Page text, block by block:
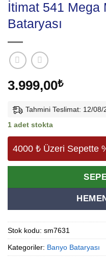
İtimat 541 Mega
Bataryası
3.999,00₺
Tahmini Teslimat: 12/
1 adet stokta
4000 ₺ Üzeri Sepette
Stok kodu: sm7631
Kategoriler: Banyo Bataryası